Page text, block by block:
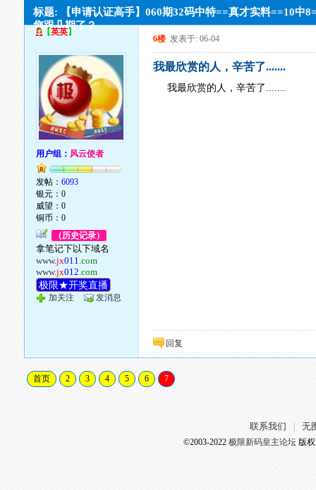
标题: 【申请认证高手】060期32码中特==真才实料==10中
您跟几期了？
【英英】
用户组： 风云使者
发帖：6093
银元：0
威望：0
铜币：0
（历史记录）
拿笔记下以下域名
www.jx011.com
www.jx012.com
极限★开奖直播
加关注 发消息
6楼 发表于: 06-04
我最欣赏的人，辛苦了.......
我最欣赏的人，辛苦了.......
回复
首页 2 3 4 5 6 7
联系我们 无
©2003-2022 极限新码皇主论坛版权